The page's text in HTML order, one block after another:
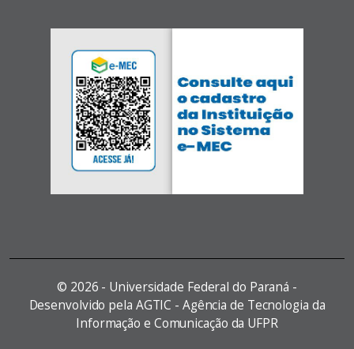
© 2026 - Universidade Federal do Paraná -
Desenvolvido pela AGTIC - Agência de Tecnologia da
Informação e Comunicação da UFPR